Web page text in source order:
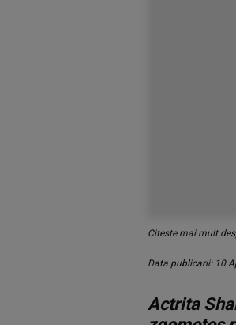
Citeste mai mult
Data publicarii: 10
Actrita